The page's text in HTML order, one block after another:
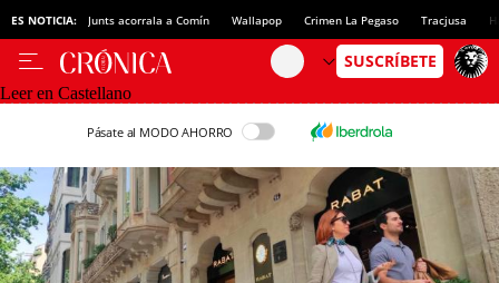
ES NOTICIA: Junts acorrala a Comín Wallapop Crimen La Pegaso Tracjusa
Leer en Castellano
Pásate al MODO AHORRO